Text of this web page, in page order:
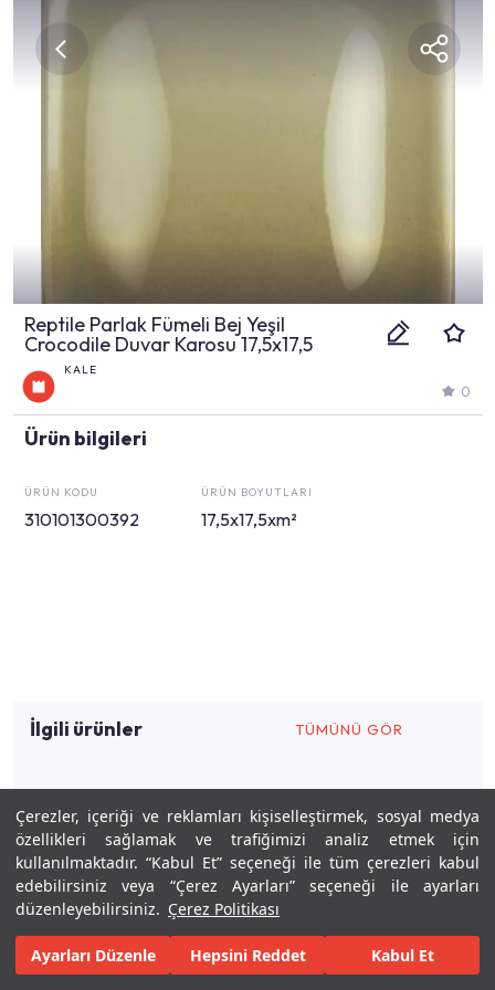
Çerezler, içeriği ve reklamları kişiselleştirmek, sosyal medya
özellikleri sağlamak ve trafiğimizi analiz etmek için
kullanılmaktadır. “Kabul Et” seçeneği ile tüm çerezleri kabul
edebilirsiniz veya “Çerez Ayarları” seçeneği ile ayarları
düzenleyebilirsiniz. Çerez Politikası
Ayarları Düzenle Hepsini Reddet Kabul Et
Reptile Parlak Fümeli Bej Yeşil
Crocodile Duvar Karosu 17,5x17,5
KALE
0
Ürün bilgileri
ÜRÜN KODU
310101300392
ÜRÜN BOYUTLARI
17,5x17,5xm²
İlgili ürünler TÜMÜNÜ GÖR
İlgili tasarımlar
Keşfet Tasarla Gerçekleştir